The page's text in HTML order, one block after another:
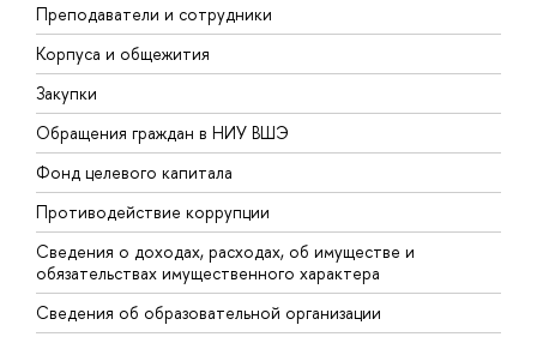
Преподаватели и сотрудники
Корпуса и общежития
Закупки
Обращения граждан в НИУ ВШЭ
Фонд целевого капитала
Противодействие коррупции
Сведения о доходах, расходах, об имуществе и
обязательствах имущественного характера
Сведения об образовательной организации